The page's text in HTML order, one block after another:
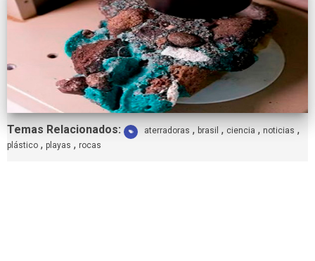
Temas Relacionados: Etiquetas:
aterradoras , brasil , ciencia , noticias ,
plástico , playas , rocas